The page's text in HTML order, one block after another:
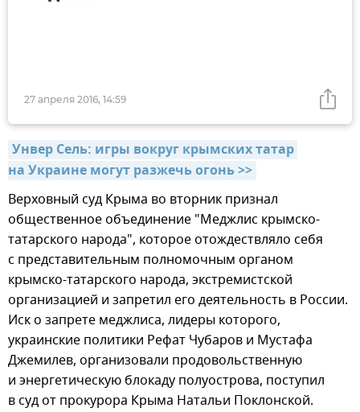
27 апреля 2016, 14:59
Унвер Сель: игры вокруг крымских татар
на Украине могут разжечь огонь >>
Верховный суд Крыма во вторник признал
общественное объединение "Меджлис крымско-
татарского народа", которое отождествляло себя
с представительным полномочным органом
крымско-татарского народа, экстремистской
организацией и запретил его деятельность в России.
Иск о запрете меджлиса, лидеры которого,
украинские политики Рефат Чубаров и Мустафа
Джемилев, организовали продовольственную
и энергетическую блокаду полуострова, поступил
в суд от прокурора Крыма Натальи Поклонской.